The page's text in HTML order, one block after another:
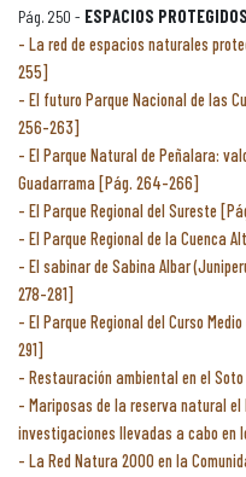
Pág. 250 - ESPACIOS PROTEGIDOS
La red de espacios naturales
255]
El futuro Parque Nacional de las
256-263]
El Parque Natural de Peñalara:
Guadarrama [Pág. 264-266]
El Parque Regional del Sureste
El Parque Regional de la Cuenca
El sabinar de Sabina Albar
278-281]
El Parque Regional del Curso
291]
Restauración ambiental en el
Mariposas de la reserva natural
investigaciones llevadas a cabo
La Red Natura 2000 en la